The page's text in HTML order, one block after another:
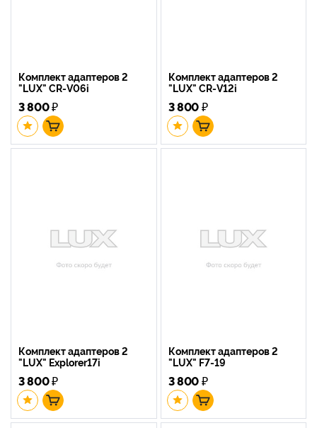
Комплект адаптеров 2
"LUX" CR-V06i
3 800₽
Комплект адаптеров 2
"LUX" CR-V12i
3 800₽
Комплект адаптеров 2
"LUX" Explorer17i
3 800₽
Комплект адаптеров 2
"LUX" F7-19
3 800₽